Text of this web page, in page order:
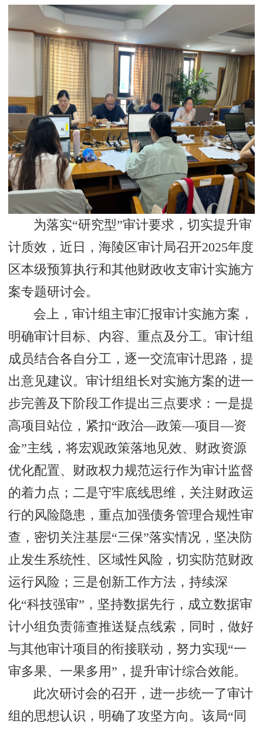
为落实“研究型”审计要求，切实提升审
计质效，近日，海陵区审计局召开2025年度
区本级预算执行和其他财政收支审计实施方
案专题研讨会。
会上，审计组主审汇报审计实施方案，
明确审计目标、内容、重点及分工。审计组
成员结合各自分工，逐一交流审计思路，提
出意见建议。审计组组长对实施方案的进一
步完善及下阶段工作提出三点要求：一是提
高项目站位，紧扣“政治—政策—项目—资
金”主线，将宏观政策落地见效、财政资源
优化配置、财政权力规范运行作为审计监督
的着力点；二是守牢底线思维，关注财政运
行的风险隐患，重点加强债务管理合规性审
查，密切关注基层“三保”落实情况，坚决防
止发生系统性、区域性风险，切实防范财政
运行风险；三是创新工作方法，持续深
化“科技强审”，坚持数据先行，成立数据审
计小组负责筛查推送疑点线索，同时，做好
与其他审计项目的衔接联动，努力实现“一
审多果、一果多用”，提升审计综合效能。
此次研讨会的召开，进一步统一了审计
组的思想认识，明确了攻坚方向。该局“同